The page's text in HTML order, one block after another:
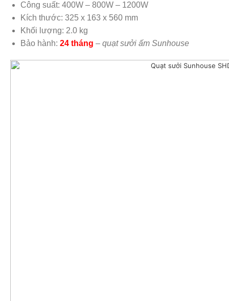
Công suất: 400W – 800W – 1200W
Kích thước: 325 x 163 x 560 mm
Khối lượng: 2.0 kg
Bảo hành: 24 tháng – quạt sưởi ấm Sunhouse